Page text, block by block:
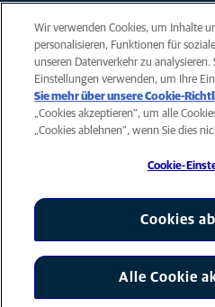
NOTDIENSTE
Finden Sie hier Standorte mit
Versorgung verdient.
Privacy
Legal
AniCura ist eine
Cookie-Einstellungen
Wir verwenden Cookies, um Inhalte
personalisieren, Funktionen für
unseren Datenverkehr zu analysieren.
Einstellungen verwenden, um Ihre
Sie mehr über unsere Cookie-
„Cookies akzeptieren“, um alle
„Cookies ablehnen“, wenn Sie dies
Cookie-
Cookies
Alle Cookie